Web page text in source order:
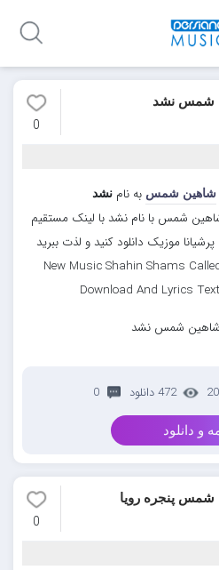
شمس نشد
0
شاهین شمس به نامنشد
شمس با نام نشد با لینک مستقیم
موزیک دانلود کنید و لذت ببرید
New Music Shahin Shams
Download And Lyrics
472 دانلود 0
و دانلود
شمس پنجره رویا
0